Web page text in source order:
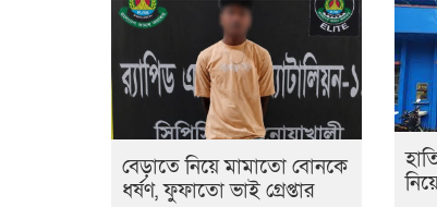
বেড়াতে নিয়ে মামাতো বোনকে
ধর্ষণ, ফুফাতো ভাই গ্রেপ্তার